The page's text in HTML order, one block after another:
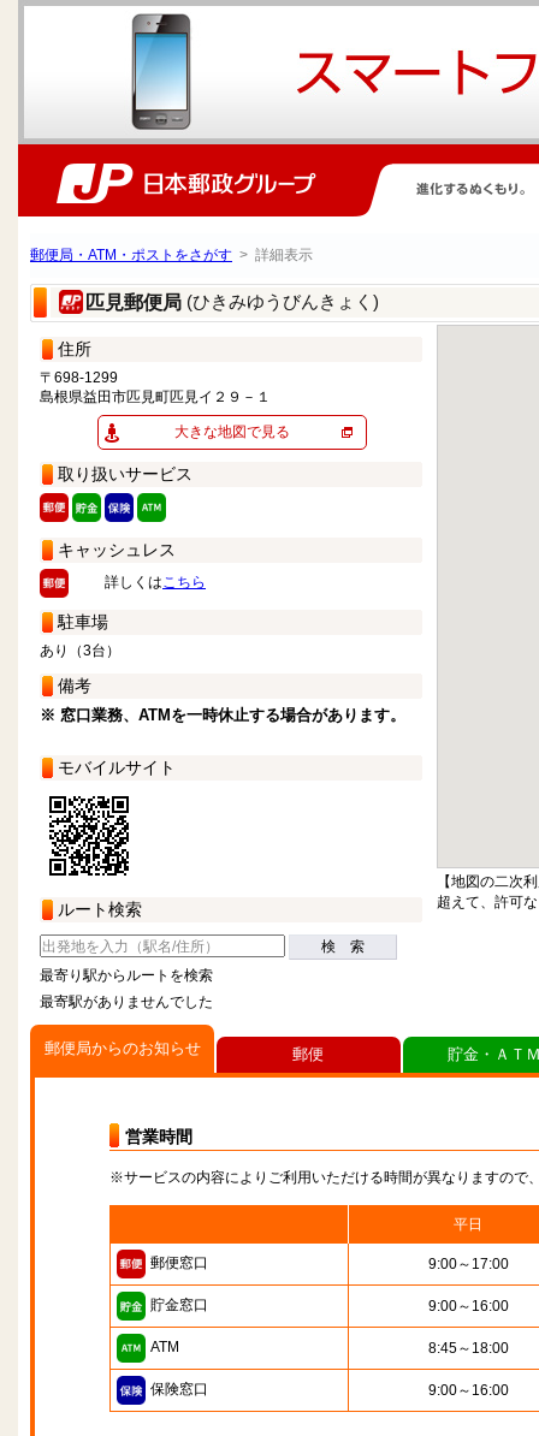
郵便局・ATM・ポストをさがす > 詳細表示
匹見郵便局 (ひきみゆうびんきょく)
住所
〒698-1299
島根県益田市匹見町匹見イ２９－１
大きな地図で見る
取り扱いサービス
キャッシュレス
詳しくはこちら
駐車場
あり（3台）
備考
※ 窓口業務、ATMを一時休止する場合があります。
モバイルサイト
ルート検索
検 索
最寄り駅からルートを検索
最寄駅がありませんでした
【地図の二次
超えて、許可
郵便局からのお知らせ
営業時間
※サービスの内容によりご利用いただける時間が異なりますので
平日
郵便窓口 9:00～17:00
貯金窓口 9:00～16:00
ATM 8:45～18:00
保険窓口 9:00～16:00
郵便 貯金・ＡＴ